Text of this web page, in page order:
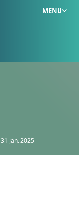
MENU
31 jan. 2025